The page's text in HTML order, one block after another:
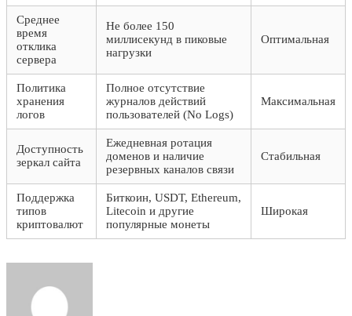
Среднее
время
отклика
сервера
Не более 150
миллисекунд в пиковые
нагрузки
Оптимальная
Политика
хранения
логов
Полное отсутствие
журналов действий
пользователей (No Logs)
Максимальная
Доступность
зеркал сайта
Ежедневная ротация
доменов и наличие
резервных каналов связи
Стабильная
Поддержка
типов
криптовалют
Биткоин, USDT, Ethereum,
Litecoin и другие
популярные монеты
Широкая